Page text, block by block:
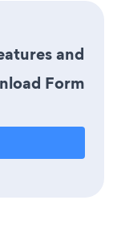
and
Form